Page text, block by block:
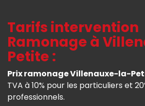
Tarifs intervention
Ramonage à
Petite :
Prix ramonage Villenauxe-la-
TVA à 10% pour les particuliers et
professionnels.